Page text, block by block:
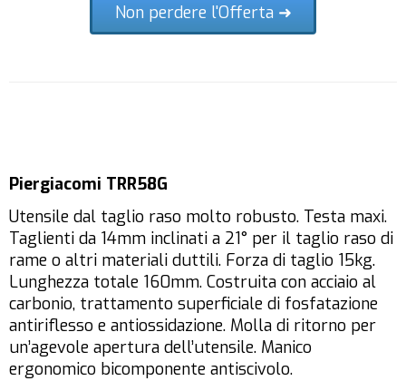
Non perdere l'Offerta ➜
Piergiacomi TRR58G
Utensile dal taglio raso molto robusto. Testa maxi.
Taglienti da 14mm inclinati a 21° per il taglio raso di
rame o altri materiali duttili. Forza di taglio 15kg.
Lunghezza totale 160mm. Costruita con acciaio al
carbonio, trattamento superficiale di fosfatazione
antiriflesso e antiossidazione. Molla di ritorno per
un’agevole apertura dell’utensile. Manico
ergonomico bicomponente antiscivolo.